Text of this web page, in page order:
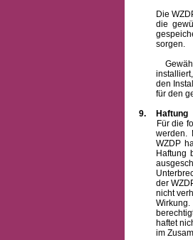
Die WZDP
die
sorgen.
den
für den
9.
Haftung
Für die
werden.
WZDP
Haftung
der
nicht
haftet
im